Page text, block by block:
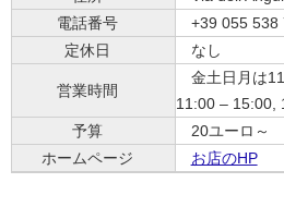
電話番号
+39 055 538
定休日
なし
営業時間
金土日月は
11:00 – 15:00,
予算
20ユーロ～
ホームページ
お店のHP